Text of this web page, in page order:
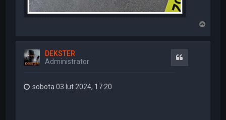
g
DEKSTER
Administrator
sobota 03 lut 2024, 17:20